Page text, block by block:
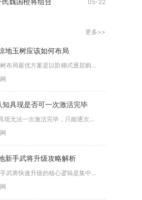
05-22
更多>>
地玉树应该如何布局
布局最优方案是以阶梯式逐层购...
知具现是否可一次激活完毕
现无法一次激活完毕，只能逐次...
新手武将升级攻略解析
武将快速升级的核心逻辑是集中...